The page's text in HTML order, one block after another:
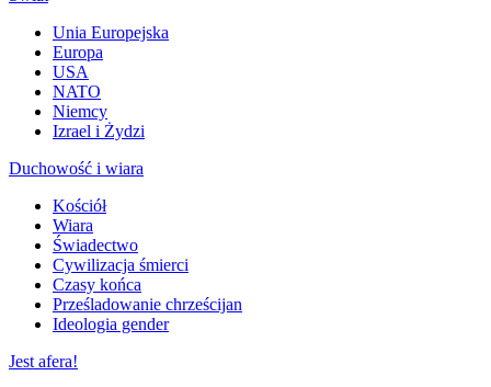
Unia Europejska
Europa
USA
NATO
Niemcy
Izrael i Żydzi
Duchowość i wiara
Kościół
Wiara
Świadectwo
Cywilizacja śmierci
Czasy końca
Prześladowanie chrześcijan
Ideologia gender
Jest afera!